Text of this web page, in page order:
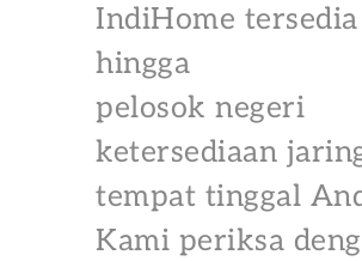
IndiHome tersedia
hingga
pelosok negeri
ketersediaan
tempat tinggal
Kami periksa